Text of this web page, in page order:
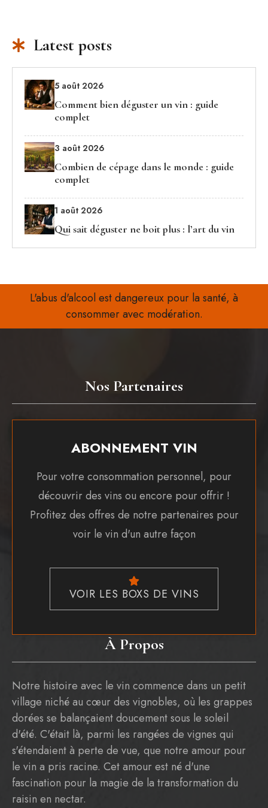
Latest posts
5 août 2026
Comment bien déguster un vin : guide
complet
3 août 2026
Combien de cépage dans le monde : guide
complet
1 août 2026
Qui sait déguster ne boit plus : l’art du vin
L'abus d'alcool est dangereux pour la santé, à
consommer avec modération.
À Propos
Notre histoire avec le vin commence dans un petit
village niché au cœur des vignobles, où les grappes
dorées se balançaient doucement sous le soleil
d'été. C'était là, parmi les rangées de vignes qui
s'étendaient à perte de vue, que notre amour pour
le vin a pris racine. Cet amour est né d'une
fascination pour la magie de la transformation du
raisin en nectar.
Nos Partenaires
ABONNEMENT VIN
Pour votre consommation personnel, pour
découvrir des vins ou encore pour offrir !
Profitez des offres de notre partenaires pour
voir le vin d'un autre façon
VOIR LES BOXS DE VINS